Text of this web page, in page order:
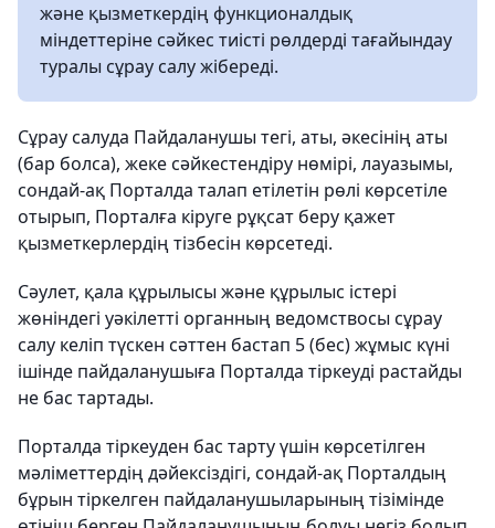
және қызметкердің функционалдық
міндеттеріне сәйкес тиісті рөлдерді тағайындау
туралы сұрау салу жібереді.
Сұрау салуда Пайдаланушы тегі, аты, әкесінің аты
(бар болса), жеке сәйкестендіру нөмірі, лауазымы,
сондай-ақ Порталда талап етілетін рөлі көрсетіле
отырып, Порталға кіруге рұқсат беру қажет
қызметкерлердің тізбесін көрсетеді.
Сәулет, қала құрылысы және құрылыс істері
жөніндегі уәкілетті органның ведомствосы сұрау
салу келіп түскен сәттен бастап 5 (бес) жұмыс күні
ішінде пайдаланушыға Порталда тіркеуді растайды
не бас тартады.
Порталда тіркеуден бас тарту үшін көрсетілген
мәліметтердің дәйексіздігі, сондай-ақ Порталдың
бұрын тіркелген пайдаланушыларының тізімінде